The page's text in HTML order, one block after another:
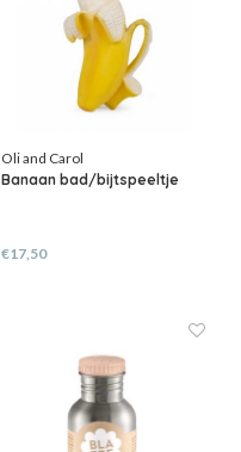
Oli and Carol
Banaan bad/bijtspeeltje
€17,50